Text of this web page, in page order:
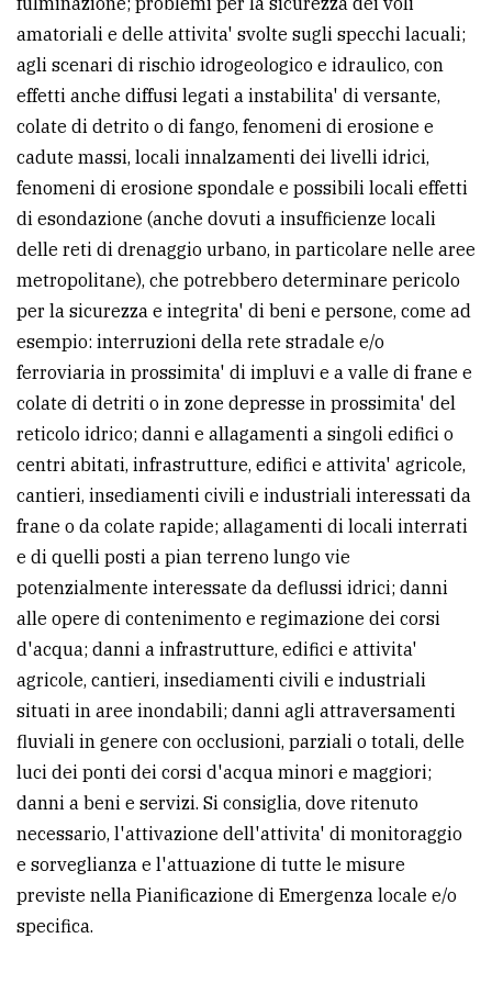
amatoriali e delle attivita' svolte sugli specchi lacuali;
agli scenari di rischio idrogeologico e idraulico, con
effetti anche diffusi legati a instabilita' di versante,
colate di detrito o di fango, fenomeni di erosione e
cadute massi, locali innalzamenti dei livelli idrici,
fenomeni di erosione spondale e possibili locali effetti
di esondazione (anche dovuti a insufficienze locali
delle reti di drenaggio urbano, in particolare nelle aree
metropolitane), che potrebbero determinare pericolo
per la sicurezza e integrita' di beni e persone, come ad
esempio: interruzioni della rete stradale e/o
ferroviaria in prossimita' di impluvi e a valle di frane e
colate di detriti o in zone depresse in prossimita' del
reticolo idrico; danni e allagamenti a singoli edifici o
centri abitati, infrastrutture, edifici e attivita' agricole,
cantieri, insediamenti civili e industriali interessati da
frane o da colate rapide; allagamenti di locali interrati
e di quelli posti a pian terreno lungo vie
potenzialmente interessate da deflussi idrici; danni
alle opere di contenimento e regimazione dei corsi
d'acqua; danni a infrastrutture, edifici e attivita'
agricole, cantieri, insediamenti civili e industriali
situati in aree inondabili; danni agli attraversamenti
fluviali in genere con occlusioni, parziali o totali, delle
luci dei ponti dei corsi d'acqua minori e maggiori;
danni a beni e servizi. Si consiglia, dove ritenuto
necessario, l'attivazione dell'attivita' di monitoraggio
e sorveglianza e l'attuazione di tutte le misure
previste nella Pianificazione di Emergenza locale e/o
specifica.